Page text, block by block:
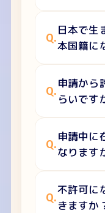
Q.
日本で生
本国籍に
Q.
申請から
らいです
Q.
申請中に
なります
Q.
不許可に
きますか